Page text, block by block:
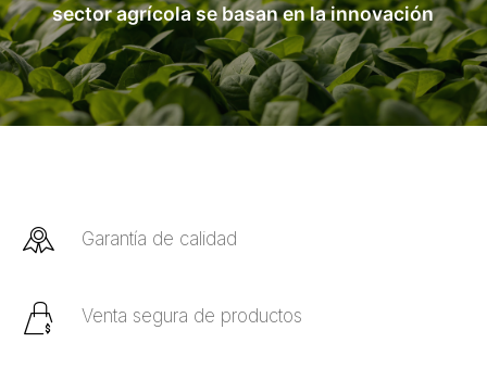
sector agrícola se basan en la innovación
Garantía de calidad
Venta segura de productos